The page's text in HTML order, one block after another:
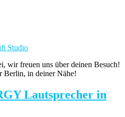
Studio
wir freuen uns über deinen Besuch!
Berlin, in deiner Nähe!
Lautsprecher in